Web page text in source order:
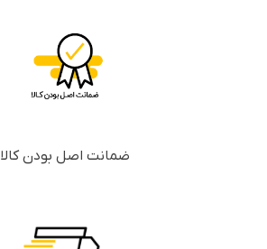
ضمانت اصل بودن کالا